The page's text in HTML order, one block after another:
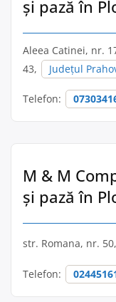
și pază în
Aleea Catinei, nr.
43,
Județul
Telefon:
M & M
și pază în
str. Romana, nr. 50,
Telefon: